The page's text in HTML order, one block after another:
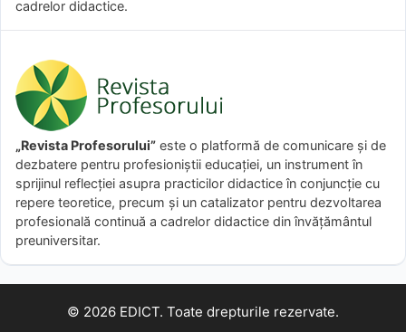
cadrelor didactice.
„Revista Profesorului” este o platformă de comunicare și de
dezbatere pentru profesioniștii educației, un instrument în
sprijinul reflecției asupra practicilor didactice în conjuncție cu
repere teoretice, precum și un catalizator pentru dezvoltarea
profesională continuă a cadrelor didactice din învățământul
preuniversitar.
© 2026 EDICT. Toate drepturile rezervate.